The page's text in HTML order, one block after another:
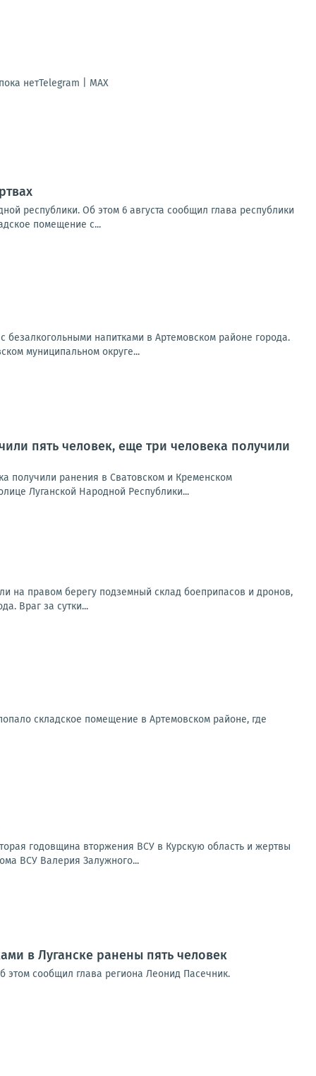
нетTelegram | MAX
республики. Об этом 6 августа сообщил глава республики
помещение с...
безалкогольными напитками в Артемовском районе города.
муниципальном округе...
пять человек, еще три человека получили
получили ранения в Сватовском и Кременском
Луганской Народной Республики...
на правом берегу подземный склад боеприпасов и дронов,
Враг за сутки...
складское помещение в Артемовском районе, где
годовщина вторжения ВСУ в Курскую область и жертвы
ВСУ Валерия Залужного...
в Луганске ранены пять человек
этом сообщил глава региона Леонид Пасечник.